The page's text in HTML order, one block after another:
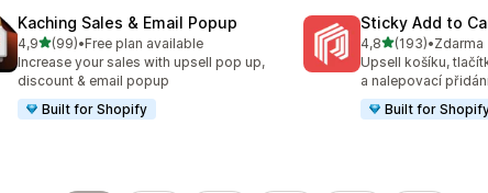
Kaching Sales & Email Popup
4,9z 5 hvězd
(99)
Celkový počet recenzí: 99
•Free plan available
Increase your sales with upsell pop up,
discount & email popup
Built for Shopify
Sticky Add to
4,8z 5 hvězd
(193)
Celkový počet
•Zdarma
Upsell košíku,
a nalepovací
Built for